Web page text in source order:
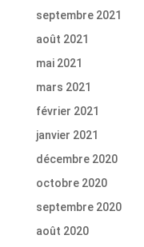
septembre 2021
août 2021
mai 2021
mars 2021
février 2021
janvier 2021
décembre 2020
octobre 2020
septembre 2020
août 2020